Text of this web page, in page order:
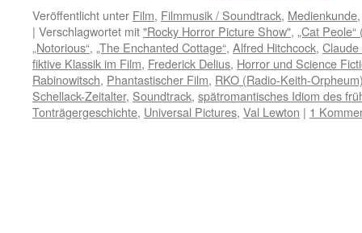
Veröffentlicht unter Film, Filmmusik / Soundtrack, Medienkunde
| Verschlagwortet mit"Rocky Horror Picture Show", „Cat
„Notorious“, „The Enchanted Cottage“, Alfred Hitchcock, Claude
fiktive Klassik im Film, Frederick Delius, Horror und Science
Rabinowitsch, Phantastischer Film, RKO (Radio-Keith-
Schellack-Zeitalter, Soundtrack, spätromantisches Idiom des
Tonträgergeschichte, Universal Pictures, Val Lewton | 1